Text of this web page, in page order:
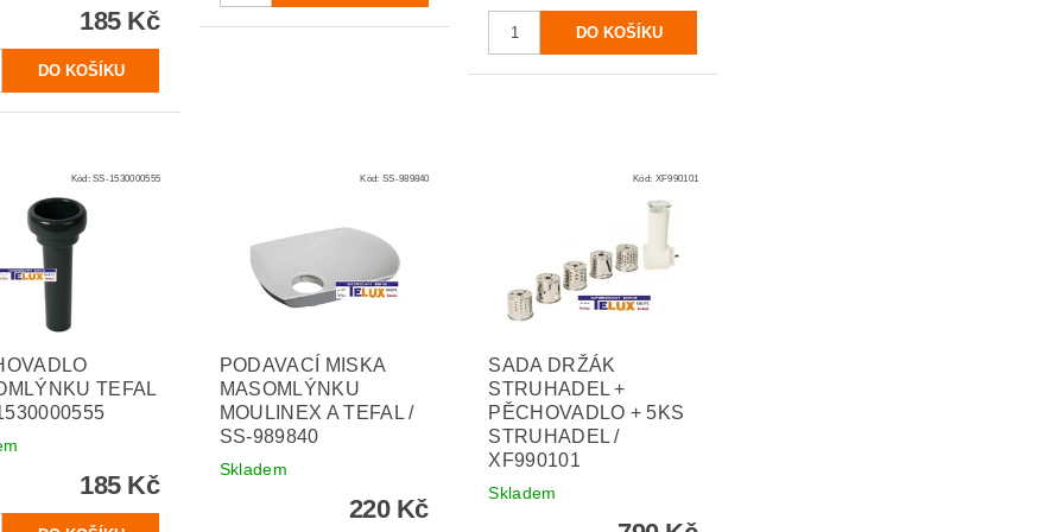
185 Kč
Kód:SS-1530000555
TEFAL
185 Kč
Kód: SS-989840
PODAVACÍ MISKA
MASOMLÝNKU
MOULINEX A TEFAL /
SS-989840
Skladem
220 Kč
Kód: XF990101
SADA DRŽÁK
STRUHADEL +
PĚCHOVADLO + 5KS
STRUHADEL /
XF990101
Skladem